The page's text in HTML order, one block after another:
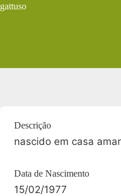
gattuso
Descrição
nascido em casa
Data de Nascimento
15/02/1977